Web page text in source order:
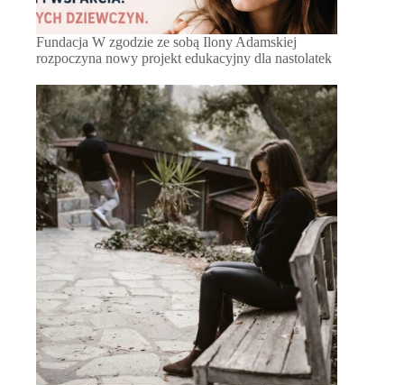
Fundacja W zgodzie ze sobą Ilony Adamskiej
rozpoczyna nowy projekt edukacyjny dla nastolatek